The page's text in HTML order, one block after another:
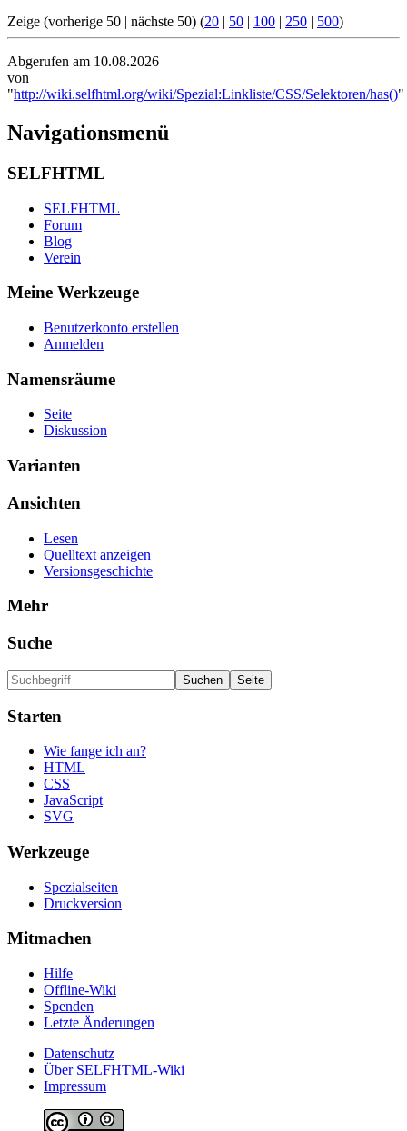
Zeige (vorherige 50 | nächste 50) (20 | 50 | 100 | 250 | 500)
Abgerufen am 10.08.2026
von
"http://wiki.selfhtml.org/wiki/Spezial:Linkliste/CSS/Selektoren/has()"
Navigationsmenü
SELFHTML
SELFHTML
Forum
Blog
Verein
Meine Werkzeuge
Benutzerkonto erstellen
Anmelden
Namensräume
Seite
Diskussion
Varianten
Ansichten
Lesen
Quelltext anzeigen
Versionsgeschichte
Mehr
Suche
Starten
Wie fange ich an?
HTML
CSS
JavaScript
SVG
Werkzeuge
Spezialseiten
Druckversion
Mitmachen
Hilfe
Offline-Wiki
Spenden
Letzte Änderungen
Datenschutz
Über SELFHTML-Wiki
Impressum